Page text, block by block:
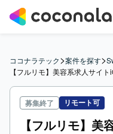
ココナラテック>案件を探す>
【フルリモ】美容系求人サイ
募集終了 リモート可
【フルリモ】